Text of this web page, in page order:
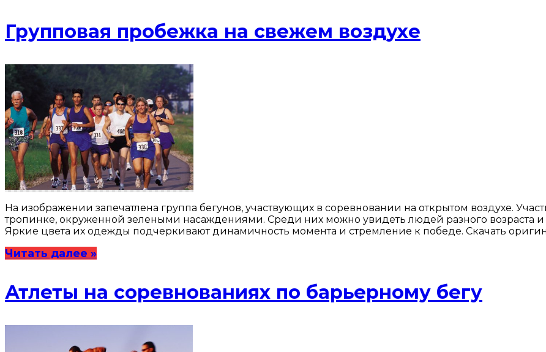
Групповая пробежка на свежем воздухе
На изображении запечатлена группа бегунов, участвующих в соревновании на открытом воздухе.
тропинке, окруженной зелеными насаждениями. Среди них можно увидеть людей разного возраста и
Яркие цвета их одежды подчеркивают динамичность момента и стремление к победе. Скачать
Читать далее »
Атлеты на соревнованиях по барьерному бегу